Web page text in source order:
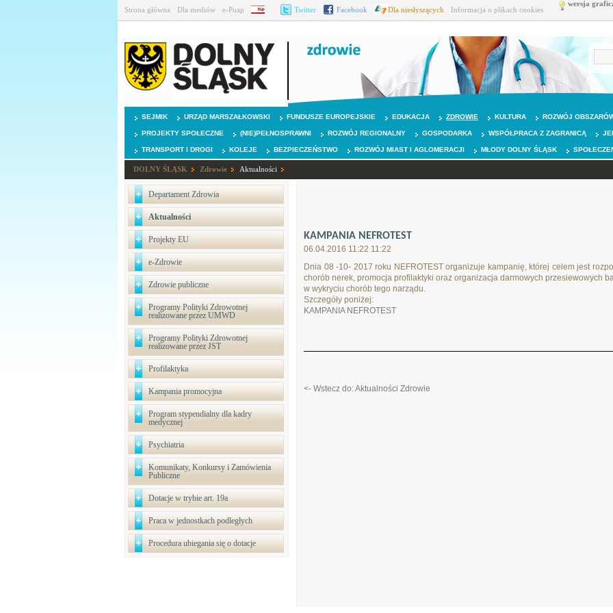
Strona główna Dla mediów e-Puap BIP Twitter Facebook Dla niesłyszących Informacja o plikach cookies
wersja
SEJMIK URZĄD MARSZAŁKOWSKI FUNDUSZE EUROPEJSKIE EDUKACJA ZDROWIE KULTURA ROZWÓJ
PROJEKTY SPOŁECZNE (NIE)PEŁNOSPRAWNI ROZWÓJ REGIONALNY GOSPODARKA WSPÓŁPRACA Z ZAGRANICĄ
TRANSPORT I DROGI KOLEJE BEZPIECZEŃSTWO ROZWÓJ MIAST I AGLOMERACJI MŁODY DOLNY ŚLĄSK
DOLNY ŚLĄSK Zdrowie Aktualności
Departament Zdrowia
Aktualności
Projekty EU
e-Zdrowie
Zdrowie publiczne
Programy Polityki Zdrowotnej
realizowane przez UMWD
Programy Polityki Zdrowotnej
realizowane przez JST
Profilaktyka
Kampania promocyjna
Program stypendialny dla kadry
medycznej
Psychiatria
Komunikaty, Konkursy i Zamówienia
Publiczne
Dotacje w trybie art. 19a
Praca w jednostkach podległych
Procedura ubiegania się o dotacje
KAMPANIA NEFROTEST
06.04.2016 11:22 11:22
Dnia 08 -10- 2017 roku NEFROTEST organizuje kampanię, której celem jest
chorób nerek, promocja profilaktyki oraz organizacja darmowych przesiewowych
w wykryciu chorób tego narządu.
Szczegóły poniżej:
KAMPANIA NEFROTEST
<- Wstecz do: Aktualności Zdrowie